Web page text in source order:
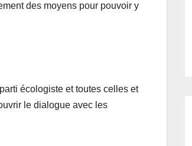
des moyens pour pouvoir y
écologiste et toutes celles et
le dialogue avec les